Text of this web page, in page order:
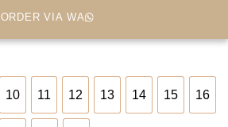
ORDER VIA WA
10
10
11
11
12
12
13
13
14
14
15
15
16
16